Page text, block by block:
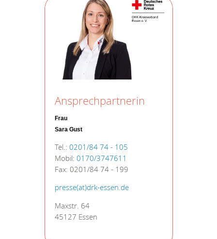
Ansprechpartnerin
Frau
Sara Gust
Tel.: 0201/84 74 - 105
Mobil: 0170/3747611
Fax: 0201/84 74 - 199
presse(at)drk-essen.de
Maxstr. 64
45127 Essen